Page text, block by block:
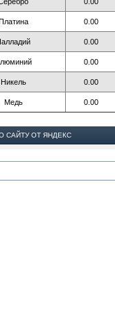
0.00
0.00
0.00
Никель 0.00
Медь 0.00
САЙТУ ОТ ЯНДЕКС